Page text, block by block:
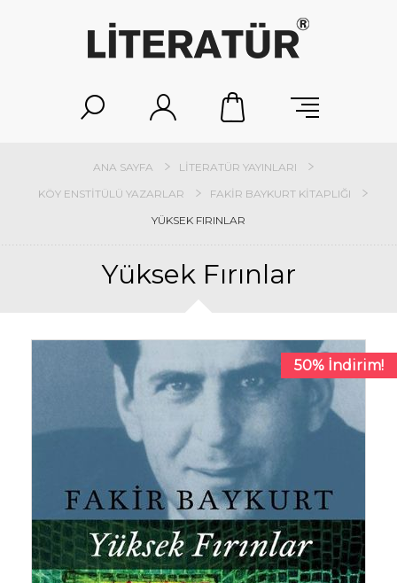
ANA SAYFA
LITERATÜR YAYINLARI
KÖY ENSTITÜLÜ YAZARLAR
FAKIR BAYKURT KITAPLIĞI
YÜKSEK FIRINLAR
Yüksek Fırınlar
50% İndirim!